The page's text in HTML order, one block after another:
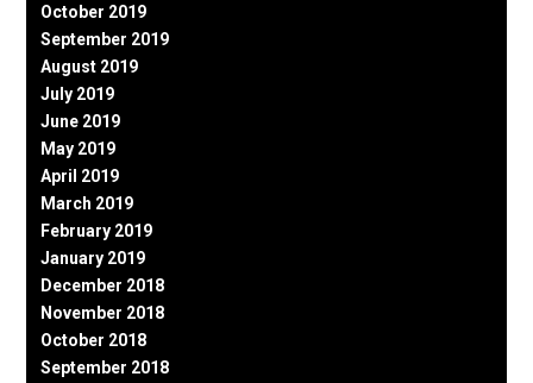
October 2019
September 2019
August 2019
July 2019
June 2019
May 2019
April 2019
March 2019
February 2019
January 2019
December 2018
November 2018
October 2018
September 2018